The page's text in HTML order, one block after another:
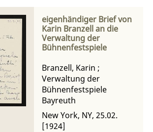
eigenhändiger Brief von
Karin Branzell an die
Verwaltung der
Bühnenfestspiele
Branzell, Karin ;
Verwaltung der
Bühnenfestspiele
Bayreuth
New York, NY, 25.02.
[1924]